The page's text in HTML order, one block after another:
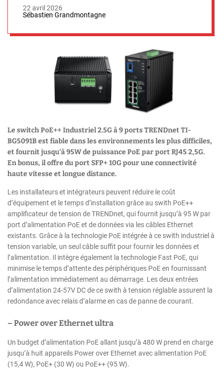
22 avril 2026
Sébastien Grandmontagne
Le switch PoE++ Industriel 2.5G à 9 ports TRENDnet TI-
BG5091B est fiable dans les environnements les plus difficiles,
et fournit jusqu’à 95W de puissance PoE par port RJ45 2,5G.
En bonus, il offre du port SFP+ 10G pour une connectivité
haute vitesse et longue distance.
Les installateurs et intégrateurs peuvent réduire le coût
d’équipement et le temps d’installation grâce au swith PoE++
amplificateur de tension de TRENDnet, qui fournit jusqu’à 95 W par
port d’alimentation PoE et de données via les câbles Ethernet
existants. Grâce à la technologie PoE intégrée à ce swith industriel à
tension variable, un seul câble suffit pour fournir les données et
l’alimentation. Il intègre également la technologie Fast PoE, qui
minimise le temps d’attente des périphériques PoE en fournissant
l’alimentation immédiatement au démarrage. Les deux entrées
d’alimentation 24-57V DC de ce swith à tension réglable assurent la
redondance avec relais d’alarme en cas de panne de courant.
– Power over Ethernet ultra
Un budget d’alimentation PoE allant jusqu’à 480 W prend en charge
jusqu’à huit appareils Power over Ethernet avec alimentation PoE
(15,4 W), PoE+ (30 W) ou PoE++ (95 W).